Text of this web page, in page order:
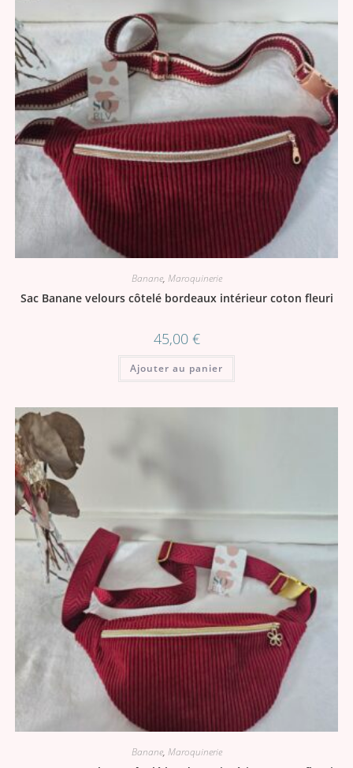
Banane, Maroquinerie
Sac Banane velours côtelé bordeaux intérieur coton fleuri
45,00 €
Ajouter au panier
Banane, Maroquinerie